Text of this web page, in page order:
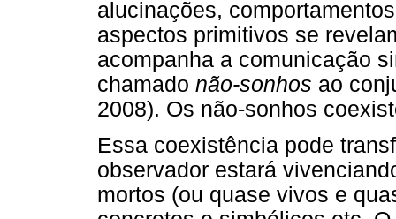
alucinações,
aspectos primitivos se
acompanha a comunicação
chamado não-sonhos ao
2008). Os não-sonhos
Essa coexistência pode
observador estará
mortos (ou quase vivos e